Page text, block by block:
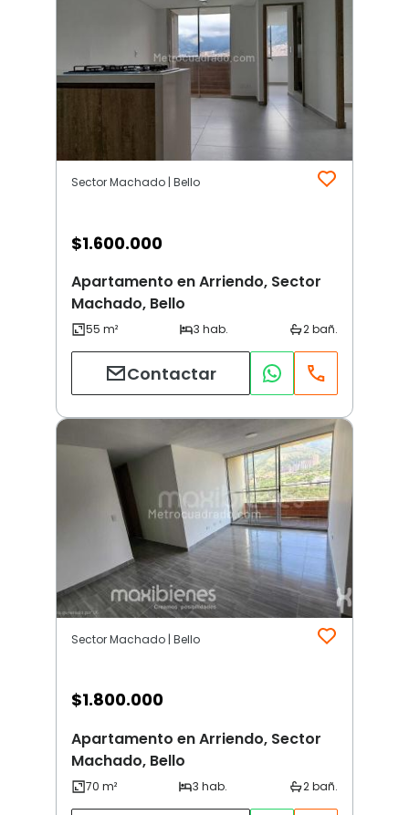
Sector Machado | Bello
$1.600.000
Apartamento en Arriendo, Sector
Machado, Bello
Contactar
Sector Machado | Bello
$1.800.000
Apartamento en Arriendo, Sector
Machado, Bello